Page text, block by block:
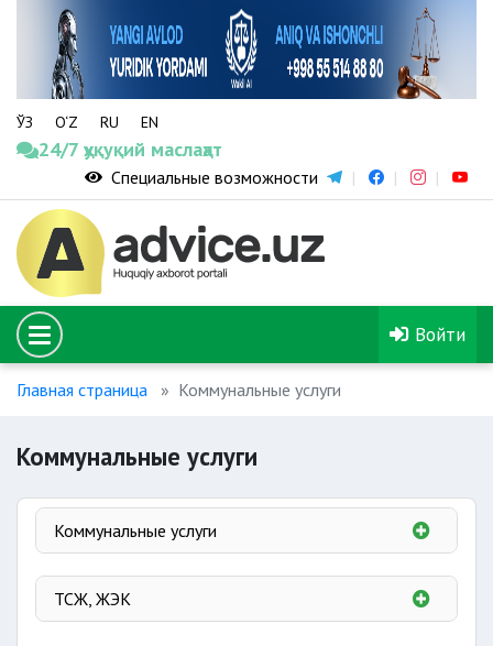
ЎЗ O‘Z RU EN
24/7 ҳуқуқий маслаҳат
Специальные возможности
Войти
Главная страница Коммунальные услуги
Коммунальные услуги
Коммунальные услуги
Услуга телефонной связи
Условия пользования услугой телефонной
ТСЖ, ЖЭК